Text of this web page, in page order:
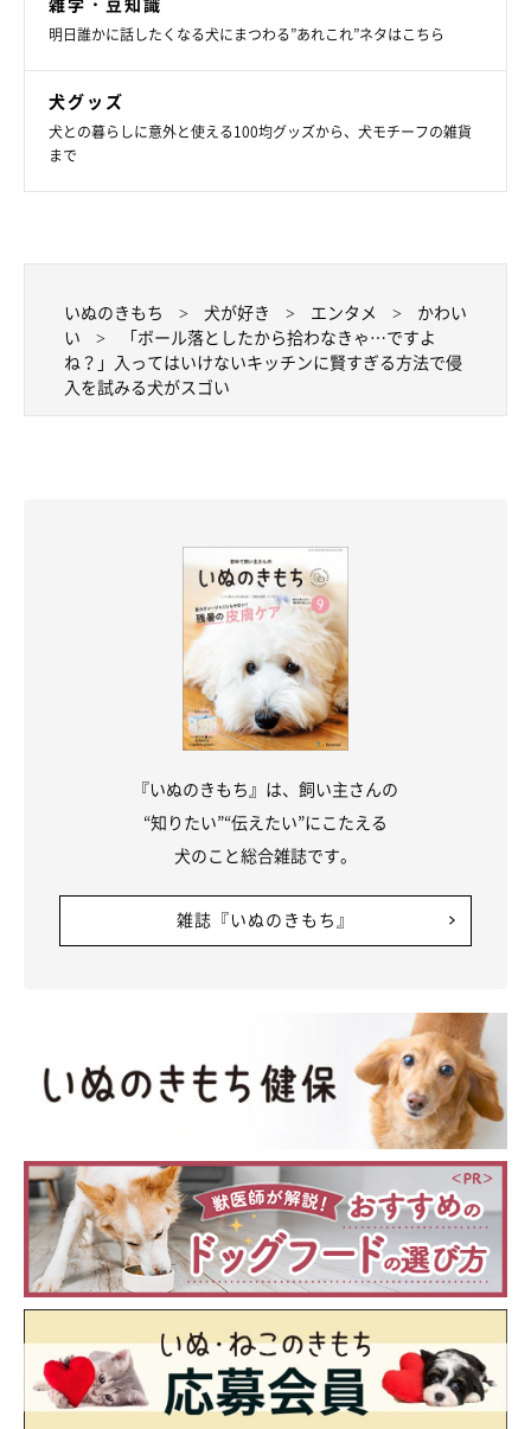
明日誰かに話したくなる犬にまつわる”あれこれ”ネタはこちら
犬グッズ
犬との暮らしに意外と使える100均グッズから、犬モチーフの雑貨
まで
いぬのきもち 犬が好き エンタメ
かわい
い
「ボール落としたから拾わなきゃ…ですよ
ね？」入ってはいけないキッチンに賢すぎる方法で侵
入を試みる犬がスゴい
『いぬのきもち』は、飼い主さんの
“知りたい”“伝えたい”にこたえる
犬のこと総合雑誌です。
雑誌『いぬのきもち』